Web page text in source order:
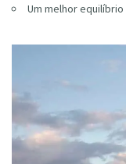
Um melhor